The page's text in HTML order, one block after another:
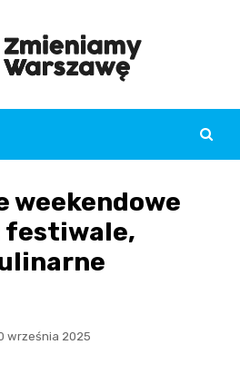
weekendowe
festiwale,
września 2025